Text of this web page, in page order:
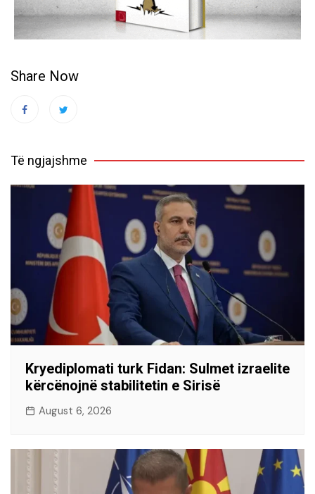
Share Now
Të ngjajshme
Kryediplomati turk Fidan: Sulmet izraelite
kërcënojnë stabilitetin e Sirisë
August 6, 2026